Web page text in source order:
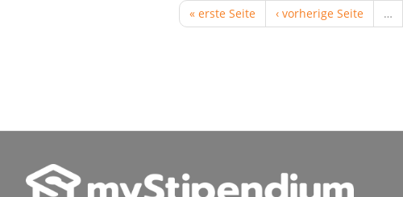
« erste Seite ‹ vorherige Seite …